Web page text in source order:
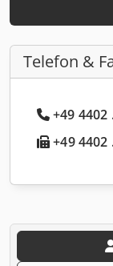
Telefon &
+49
+49